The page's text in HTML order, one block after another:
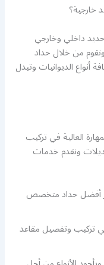
داخلي وخارجي
من خلال حداد
الديوانيات وتيدل
العالية في تركيب
ونقدم خدمات
أفضل حداد متخصص
تركيب وتفصيل مقاعد